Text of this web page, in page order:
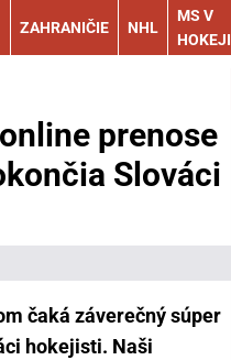
ZAHRANIČIE NHL
MS V
HOKEJI
prenose
Slováci
čaká záverečný súper
hokejisti. Naši